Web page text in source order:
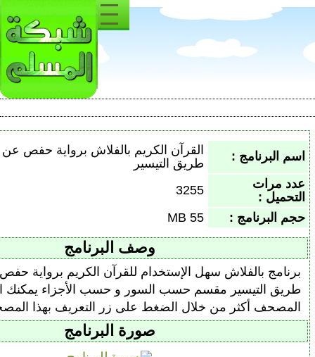
القرآن الكريم بالفلاش برواية حفص عن عاصم من
طريق التيسير
3255
55 MB
سهل الإستخدام للقرآن الكريم برواية حفص عن عاصم من
حسب السور و حسب الأجزاء يمكنك التعرف على
خلال الضغط على زر التعريف بهذا المصحف